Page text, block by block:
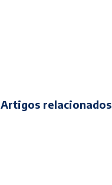
Artigos relacionados